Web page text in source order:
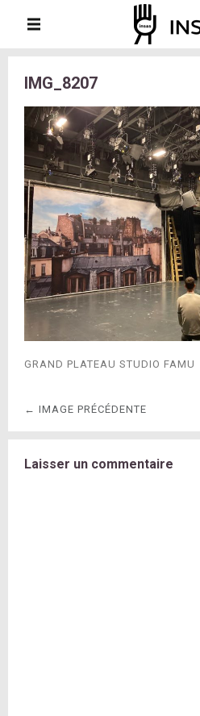
IMG_8207
GRAND PLATEAU STUDIO FAMU
← IMAGE PRÉCÉDENTE
Laisser un commentaire